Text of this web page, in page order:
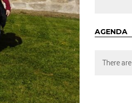
AGENDA
There